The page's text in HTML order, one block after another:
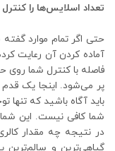
تعداد اسلایس‌ها را
حتی اگر تمام موارد
آماده کردن آن رعایت
فاصله با کنترل شما روی
پر می‌شود. اینجا یک
باید آگاه باشید که تنها
شما کافی نیست. این
در نتیجه چه مقدار
گیاهی‌ترین و سالم‌ترین